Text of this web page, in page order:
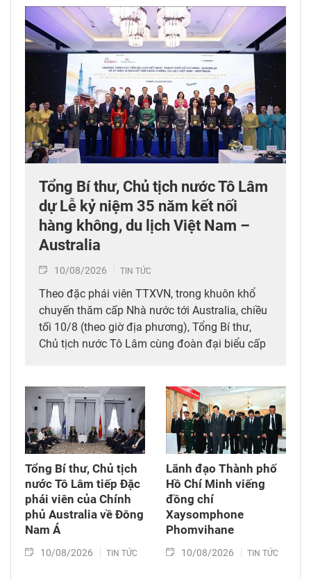
Tổng Bí thư, Chủ tịch nước Tô Lâm
dự Lễ kỷ niệm 35 năm kết nối
hàng không, du lịch Việt Nam –
Australia
10/08/2026 TIN TỨC
Theo đặc phái viên TTXVN, trong khuôn khổ
chuyến thăm cấp Nhà nước tới Australia, chiều
tối 10/8 (theo giờ địa phương), Tổng Bí thư,
Chủ tịch nước Tô Lâm cùng đoàn đại biểu cấp
Tổng Công ty hàng không Việt Nam (Vietnam
Airlines).
Tổng Bí thư, Chủ tịch
nước Tô Lâm tiếp Đặc
phái viên của Chính
phủ Australia về Đông
Nam Á
10/08/2026 TIN TỨC
Lãnh đạo Thành phố
Hồ Chí Minh viếng
đồng chí
Xaysomphone
Phomvihane
10/08/2026 TIN TỨC